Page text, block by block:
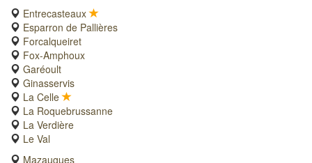
Entrecasteaux
Esparron de Pallières
Forcalqueiret
Fox-Amphoux
Garéoult
Ginasservis
La Celle
La Roquebrussanne
La Verdière
Le Val
Mazaugues